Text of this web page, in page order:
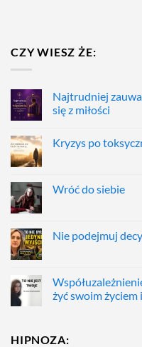
CZY WIESZ ŻE:
Najtrudniej
się z miłości
Kryzys po
Wróć do siebie
Nie podejmuj
żyć swoim życiem
HIPNOZA: